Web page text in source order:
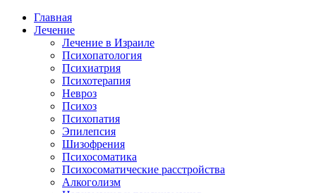
Главная
Лечение
Лечение в Израиле
Психопатология
Психиатрия
Психотерапия
Невроз
Психоз
Психопатия
Эпилепсия
Шизофрения
Психосоматика
Психосоматические расстройства
Алкоголизм